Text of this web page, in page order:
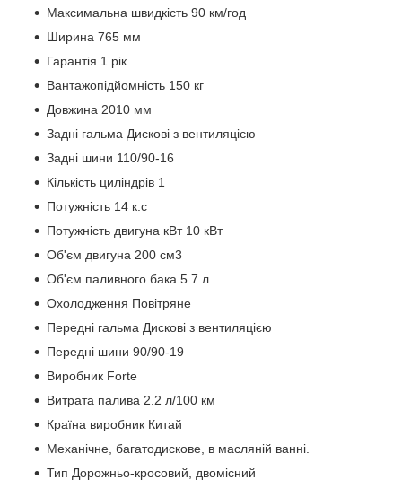
Максимальна швидкість 90 км/год
Ширина 765 мм
Гарантія 1 рік
Вантажопідйомність 150 кг
Довжина 2010 мм
Задні гальма Дискові з вентиляцією
Задні шини 110/90-16
Кількість циліндрів 1
Потужність 14 к.с
Потужність двигуна кВт 10 кВт
Об'єм двигуна 200 см3
Об'єм паливного бака 5.7 л
Охолодження Повітряне
Передні гальма Дискові з вентиляцією
Передні шини 90/90-19
Виробник Forte
Витрата палива 2.2 л/100 км
Країна виробник Китай
Механічне, багатодискове, в масляній ванні.
Тип Дорожньо-кросовий, двомісний